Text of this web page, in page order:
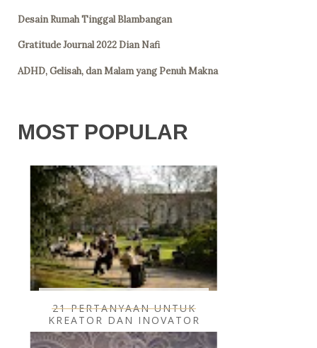
Desain Rumah Tinggal Blambangan
Gratitude Journal 2022 Dian Nafi
ADHD, Gelisah, dan Malam yang Penuh Makna
MOST POPULAR
21 PERTANYAAN UNTUK
KREATOR DAN INOVATOR